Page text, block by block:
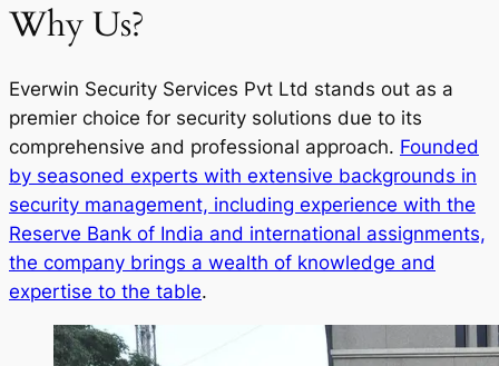
Why Us?
Everwin Security Services Pvt Ltd stands out as a
premier choice for security solutions due to its
comprehensive and professional approach. Founded
by seasoned experts with extensive backgrounds in
security management, including experience with the
Reserve Bank of India and international assignments,
the company brings a wealth of knowledge and
expertise to the table.